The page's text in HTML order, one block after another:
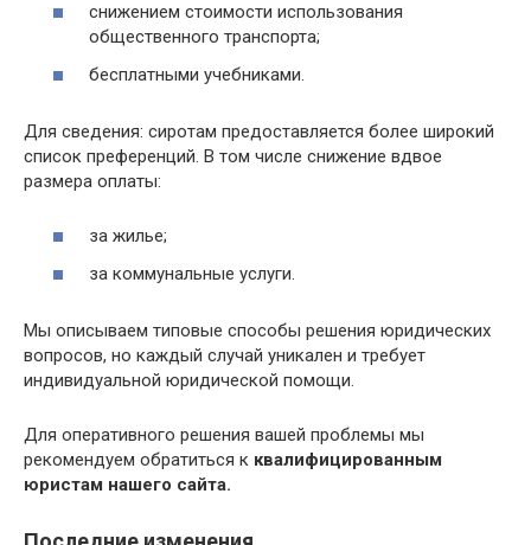
снижением стоимости использования
общественного транспорта;
бесплатными учебниками.
Для сведения: сиротам предоставляется более широкий
список преференций. В том числе снижение вдвое
размера оплаты:
за жилье;
за коммунальные услуги.
Мы описываем типовые способы решения юридических
вопросов, но каждый случай уникален и требует
индивидуальной юридической помощи.
Для оперативного решения вашей проблемы мы
рекомендуем обратиться к квалифицированным
юристам нашего сайта.